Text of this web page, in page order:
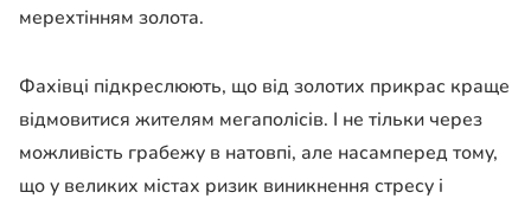
мерехтінням золота.
Фахівці підкреслюють, що від золотих прикрас краще
відмовитися жителям мегаполісів. І не тільки через
можливість грабежу в натовпі, але насамперед тому,
що у великих містах ризик виникнення стресу і